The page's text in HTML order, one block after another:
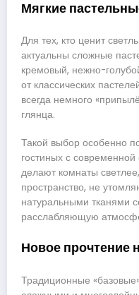
Мягкие
Для тех, кто ценит
актуальны сложные
кремовый, нежно-
от классических
всегда немного
глянца.
Такой выбор особенно
гостиных с современной
делают комнаты
пространство, не
натуральными тканями
расслабляющую
Новое прочтение
Традиционные